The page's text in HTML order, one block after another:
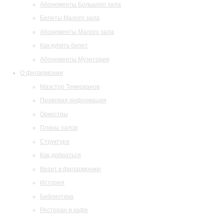
Абонементы Большого зала
Билеты Малого зала
Абонементы Малого зала
Как купить билет
Абонементы Музитория
О филармонии
Маэстро Темирканов
Правовая информация
Оркестры
Планы залов
Структура
Как добраться
Визит в филармонию
История
Библиотека
Ресторан и кафе